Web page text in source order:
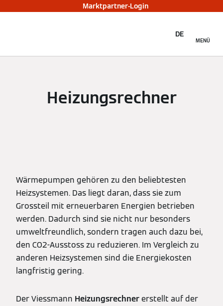
Marktpartner-Login
MENÜ
DE
Heizungsrechner
Wärmepumpen gehören zu den beliebtesten
Heizsystemen. Das liegt daran, dass sie zum
Grossteil mit erneuerbaren Energien betrieben
werden. Dadurch sind sie nicht nur besonders
umweltfreundlich, sondern tragen auch dazu bei,
den CO2-Ausstoss zu reduzieren. Im Vergleich zu
anderen Heizsystemen sind die Energiekosten
langfristig gering.
Der Viessmann Heizungsrechnererstellt auf der